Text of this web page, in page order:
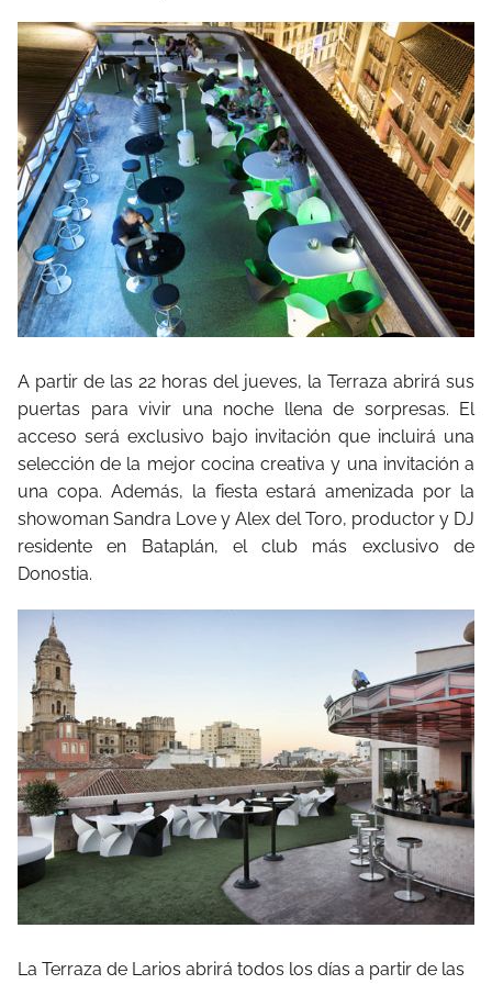
A partir de las 22 horas del jueves, la Terraza abrirá sus
puertas para vivir una noche llena de sorpresas. El
acceso será exclusivo bajo invitación que incluirá una
selección de la mejor cocina creativa y una invitación a
una copa. Además, la fiesta estará amenizada por la
showoman Sandra Love y Alex del Toro, productor y DJ
residente en Bataplán, el club más exclusivo de
Donostia.
La Terraza de Larios abrirá todos los días a partir de las